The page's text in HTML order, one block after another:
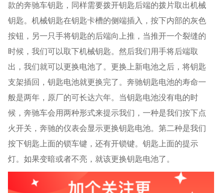
款的奔驰车钥匙，同样需要拨开钥匙后端的拨片取出机械
钥匙。机械钥匙在钥匙卡槽的侧端插入，按下内部的灰色
按钮，另一只手将钥匙的后端向上推，当推开一个裂缝的
时候，我们可以取下机械钥匙。然后我们用手将后端取
出，我们就可以更换电池了。更换上新电池之后，将钥匙
支架插回，钥匙电池就更换完了。奔驰钥匙电池的寿命一
般是两年，原厂的可长达六年。当钥匙电池没有电的时
候，奔驰车会用两种形式来提示我们，一种是我们按下点
火开关，奔驰的仪表会显示更换钥匙电池。第二种是我们
按下钥匙上面的锁车键，还有开锁键。钥匙上面的提示
灯。如果变暗或者不亮，就该更换钥匙电池了。